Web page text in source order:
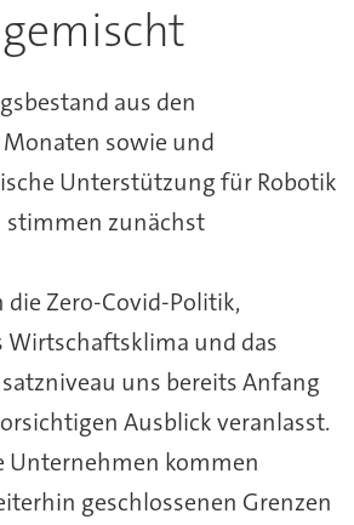
aus den
sowie und
Unterstützung für Robotik
zunächst
Zero-Covid-Politik,
Wirtschaftsklima und das
uns bereits Anfang
Ausblick veranlasst.
Unternehmen kommen
geschlossenen Grenzen